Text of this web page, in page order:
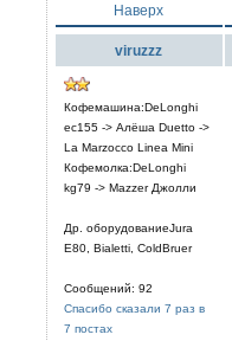
Наверх
viruzzz
Кофемашина:DeLonghi
ec155 -> Алёша Duetto ->
La Marzocco Linea Mini
Кофемолка:DeLonghi
kg79 -> Mazzer Джолли
Др. оборудованиеJura
E80, Bialetti, ColdBruer
Сообщений: 92
Спасибо сказали 7 раз в
7 постах